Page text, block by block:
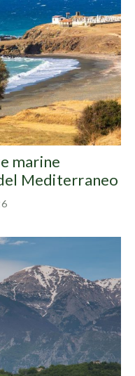
marine
Mediterraneo